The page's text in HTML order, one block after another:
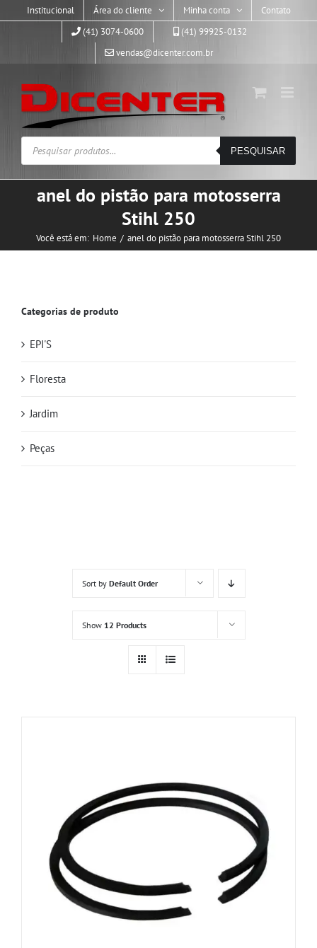
Institucional Área do cliente Minha conta
Contato
(41) 3074-0600
(41) 99925-0132
vendas@dicenter.com.br
Pesquisar
produtos
PESQUISAR
anel do pistão para motosserra
Stihl 250
Você está em: Home anel do pistão para motosserra Stihl 250
Sort by Default Order
Show 12 Products
Categorias de produto
EPI'S
Floresta
Jardim
Peças